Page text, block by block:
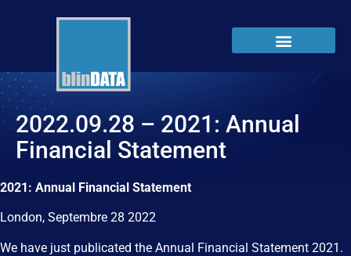
2022.09.28 – 2021: Annual
Financial Statement
2021: Annual Financial Statement
London, Septembre 28 2022
We have just publicated the Annual Financial Statement 2021.